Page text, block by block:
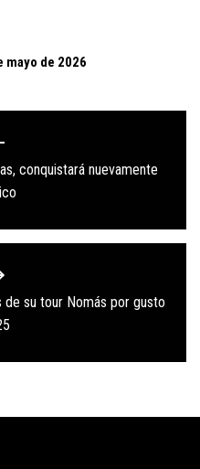
mayo de 2026
conquistará nuevamente
de su tour Nomás por gusto